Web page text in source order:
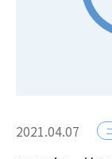
2021.04.07